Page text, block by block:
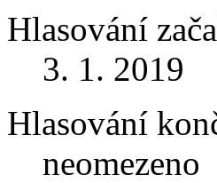
Hlasování
3. 1. 2019
Hlasování
neomezeno